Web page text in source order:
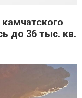
камчатского
до 36 тыс. кв.